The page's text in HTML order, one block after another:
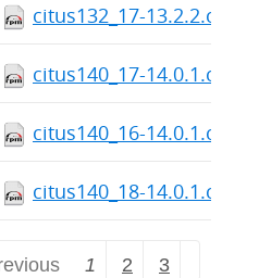
citus132_17-
citus140_17-
citus140_16-
citus140_18-
1 2 3